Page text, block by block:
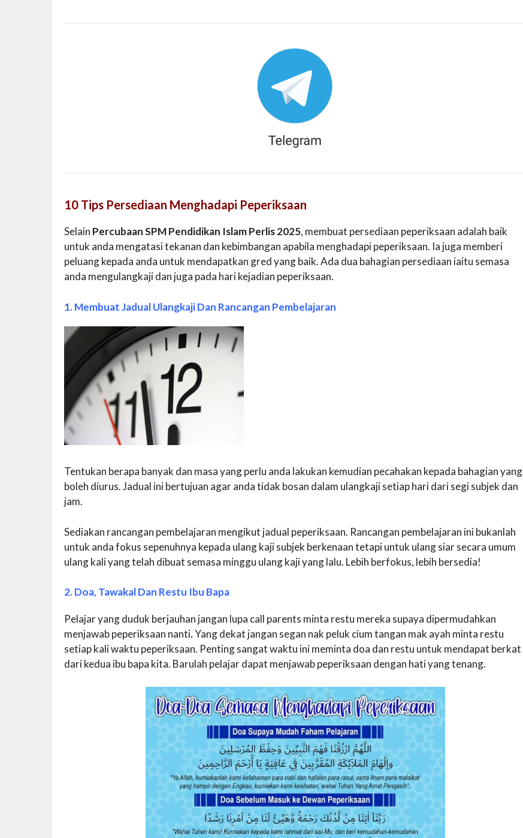
10 Tips Persediaan Menghadapi Peperiksaan
Selain Percubaan SPM Pendidikan Islam Perlis 2025, membuat persediaan peperiksaan adalah baik
untuk anda mengatasi tekanan dan kebimbangan apabila menghadapi peperiksaan. Ia juga memberi
peluang kepada anda untuk mendapatkan gred yang baik. Ada dua bahagian persediaan iaitu semasa
anda mengulangkaji dan juga pada hari kejadian peperiksaan.
1. Membuat Jadual Ulangkaji Dan Rancangan Pembelajaran
Tentukan berapa banyak dan masa yang perlu anda lakukan kemudian pecahakan kepada bahagian yang
boleh diurus. Jadual ini bertujuan agar anda tidak bosan dalam ulangkaji setiap hari dari segi subjek dan
jam.
Sediakan rancangan pembelajaran mengikut jadual peperiksaan. Rancangan pembelajaran ini bukanlah
untuk anda fokus sepenuhnya kepada ulang kaji subjek berkenaan tetapi untuk ulang siar secara umum
ulang kali yang telah dibuat semasa minggu ulang kaji yang lalu. Lebih berfokus, lebih bersedia!
2. Doa, Tawakal Dan Restu Ibu Bapa
Pelajar yang duduk berjauhan jangan lupa call parents minta restu mereka supaya dipermudahkan
menjawab peperiksaan nanti.Yang dekat jangan segan nak peluk cium tangan mak ayah minta restu
setiap kali waktu peperiksaan. Penting sangat waktu ini meminta doa dan restu untuk mendapat berkat
dari kedua ibu bapa kita. Barulah pelajar dapat menjawab peperiksaan dengan hati yang tenang.